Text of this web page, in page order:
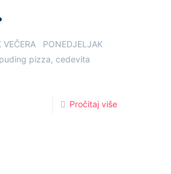
PONEDJELJAK
pizza, cedevita
Pročitaj više